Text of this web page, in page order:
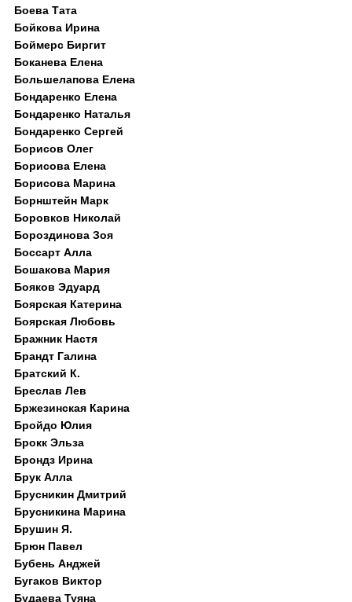
Боева Тата
Бойкова Ирина
Боймерс Биргит
Боканева Елена
Большелапова Елена
Бондаренко Елена
Бондаренко Наталья
Бондаренко Сергей
Борисов Олег
Борисова Елена
Борисова Марина
Борнштейн Марк
Боровков Николай
Бороздинова Зоя
Боссарт Алла
Бошакова Мария
Бояков Эдуард
Боярская Катерина
Боярская Любовь
Бражник Настя
Брандт Галина
Братский К.
Бреслав Лев
Бржезинская Карина
Бройдо Юлия
Брокк Эльза
Брондз Ирина
Брук Алла
Брусникин Дмитрий
Брусникина Марина
Брушин Я.
Брюн Павел
Бубень Анджей
Бугаков Виктор
Будаева Туяна